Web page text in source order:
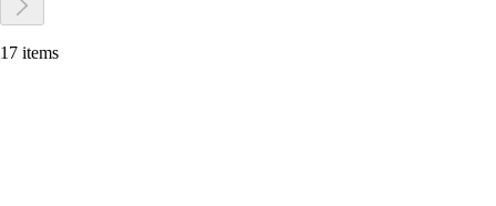
17 items